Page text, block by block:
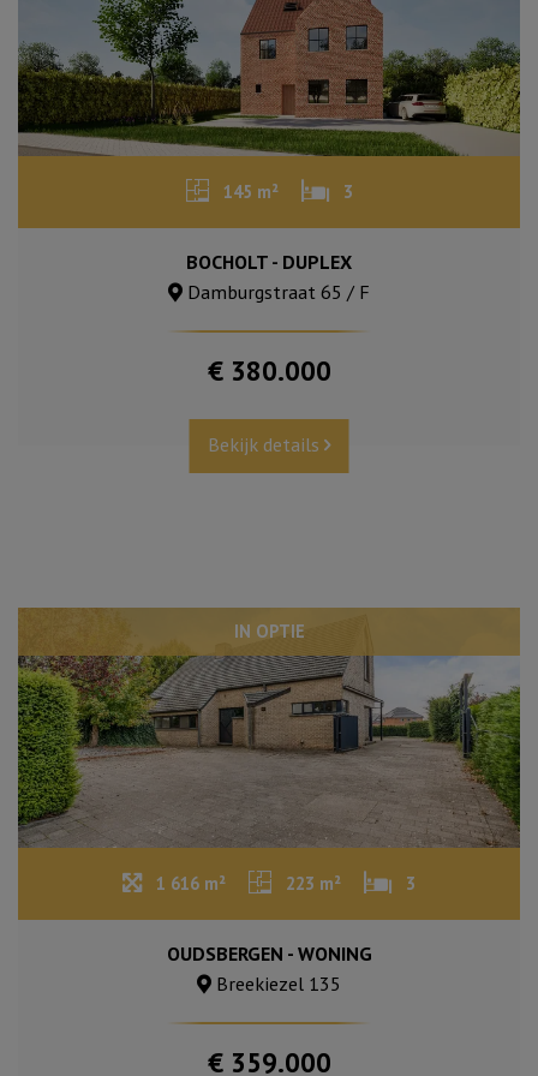
145 m² 3
BOCHOLT - DUPLEX
Damburgstraat 65 / F
€ 380.000
Bekijk details
IN OPTIE
1 616 m² 223 m² 3
OUDSBERGEN - WONING
Breekiezel 135
€ 359.000